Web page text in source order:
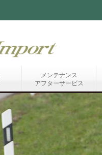
メンテナンス
アフターサービス